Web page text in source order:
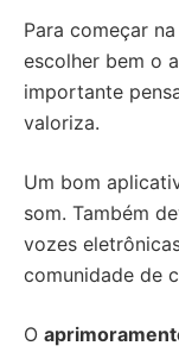
Para começar na
escolher bem o
importante
valoriza.
Um bom
som. Também
vozes
comunidade de
O